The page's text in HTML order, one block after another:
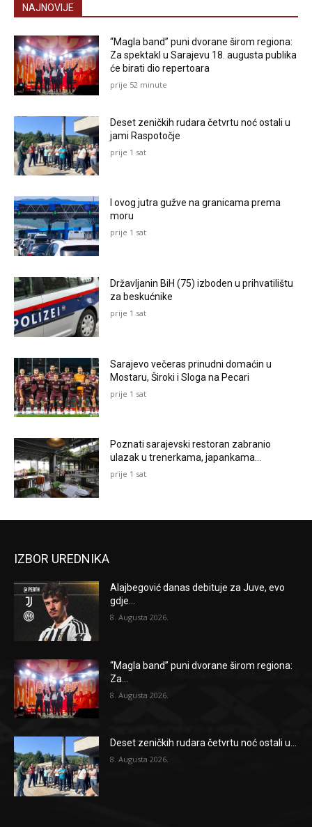
NAJNOVIJE
“Magla band” puni dvorane širom regiona:
Za spektakl u Sarajevu 18. augusta publika
će birati dio repertoara
prije 52 minute
Deset zeničkih rudara četvrtu noć ostali u
jami Raspotočje
prije 1 sat
I ovog jutra gužve na granicama prema
moru
prije 1 sat
Državljanin BiH (75) izboden u prihvatilištu
za beskućnike
prije 1 sat
Sarajevo večeras prinudni domaćin u
Mostaru, Široki i Sloga na Pecari
prije 1 sat
Poznati sarajevski restoran zabranio
ulazak u trenerkama, japankama…
prije 1 sat
IZBOR UREDNIKA
Alajbegović danas debituje za Juve, evo
gdje...
8. Augusta 2026.
“Magla band” puni dvorane širom regiona:
Za...
8. Augusta 2026.
Deset zeničkih rudara četvrtu noć ostali u...
8. Augusta 2026.